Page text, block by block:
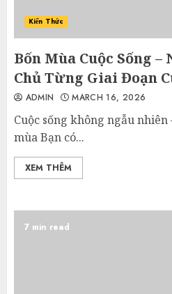
Kiến Thức
Bốn Mùa Cuộc Sống
Chủ Từng Giai Đoạn
ADMIN MARCH 16, 2026
Cuộc sống không ngẫu
mùa Bạn có...
XEM THÊM
7 min read